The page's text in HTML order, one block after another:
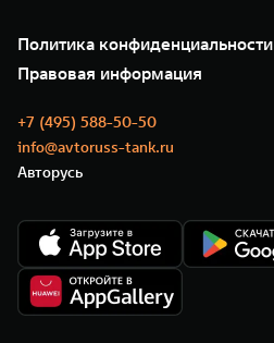
Сервис
Нулевое ТО
Моторные масла
35 лет GWM
GWM ТЕХ ДЕНЬ
Новости
Политика конфиденциальности
Правовая информация
+7 (495) 588-50-50
info@avtoruss-tank.ru
Авторусь